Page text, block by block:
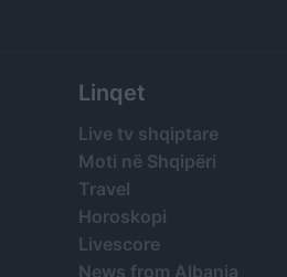
Linqet
Live tv shqiptare
Moti në Shqipëri
Travel
Horoskopi
Livescore
News from Albania